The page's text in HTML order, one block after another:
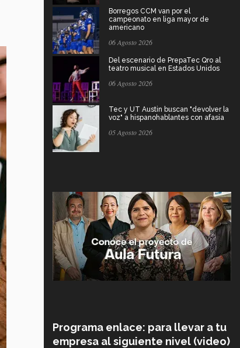
Borregos CCM van por el
campeonato en liga mayor de
americano
06 Agosto 2026
Del escenario de PrepaTec Qro al
teatro musical en Estados Unidos
06 Agosto 2026
Tec y UT Austin buscan "devolver la
voz" a hispanohablantes con afasia
05 Agosto 2026
Programa enlace: para llevar a tu
empresa al siguiente nivel (video)